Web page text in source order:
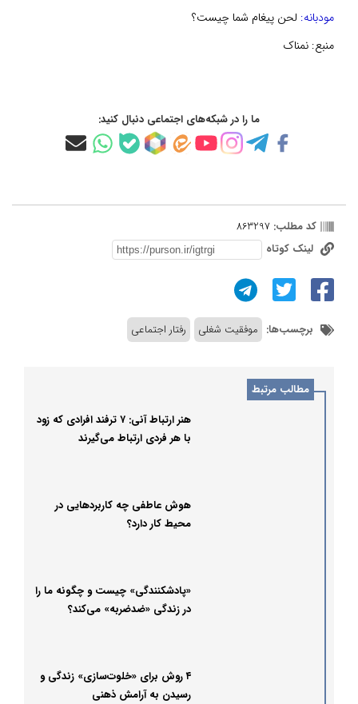
مودبانه: لحن پیغام شما چیست؟
منبع: نمناک
ما را در شبکه‌های اجتماعی دنبال کنید:
کد مطلب: 863297
لینک کوتاه
برچسب‌ها: موفقیت شغلی رفتار اجتماعی
مطالب مرتبط
هنر ارتباط آنی: ۷ ترفند افرادی که زود
با هر فردی ارتباط می‌گیرند
هوش عاطفی چه کاربردهایی در
محیط کار دارد؟
«پادشکنندگی» چیست و چگونه ما را
در زندگی «ضدضربه» می‌کند؟
۴ روش برای «خلوت‌سازی» زندگی و
رسیدن به آرامش ذهنی